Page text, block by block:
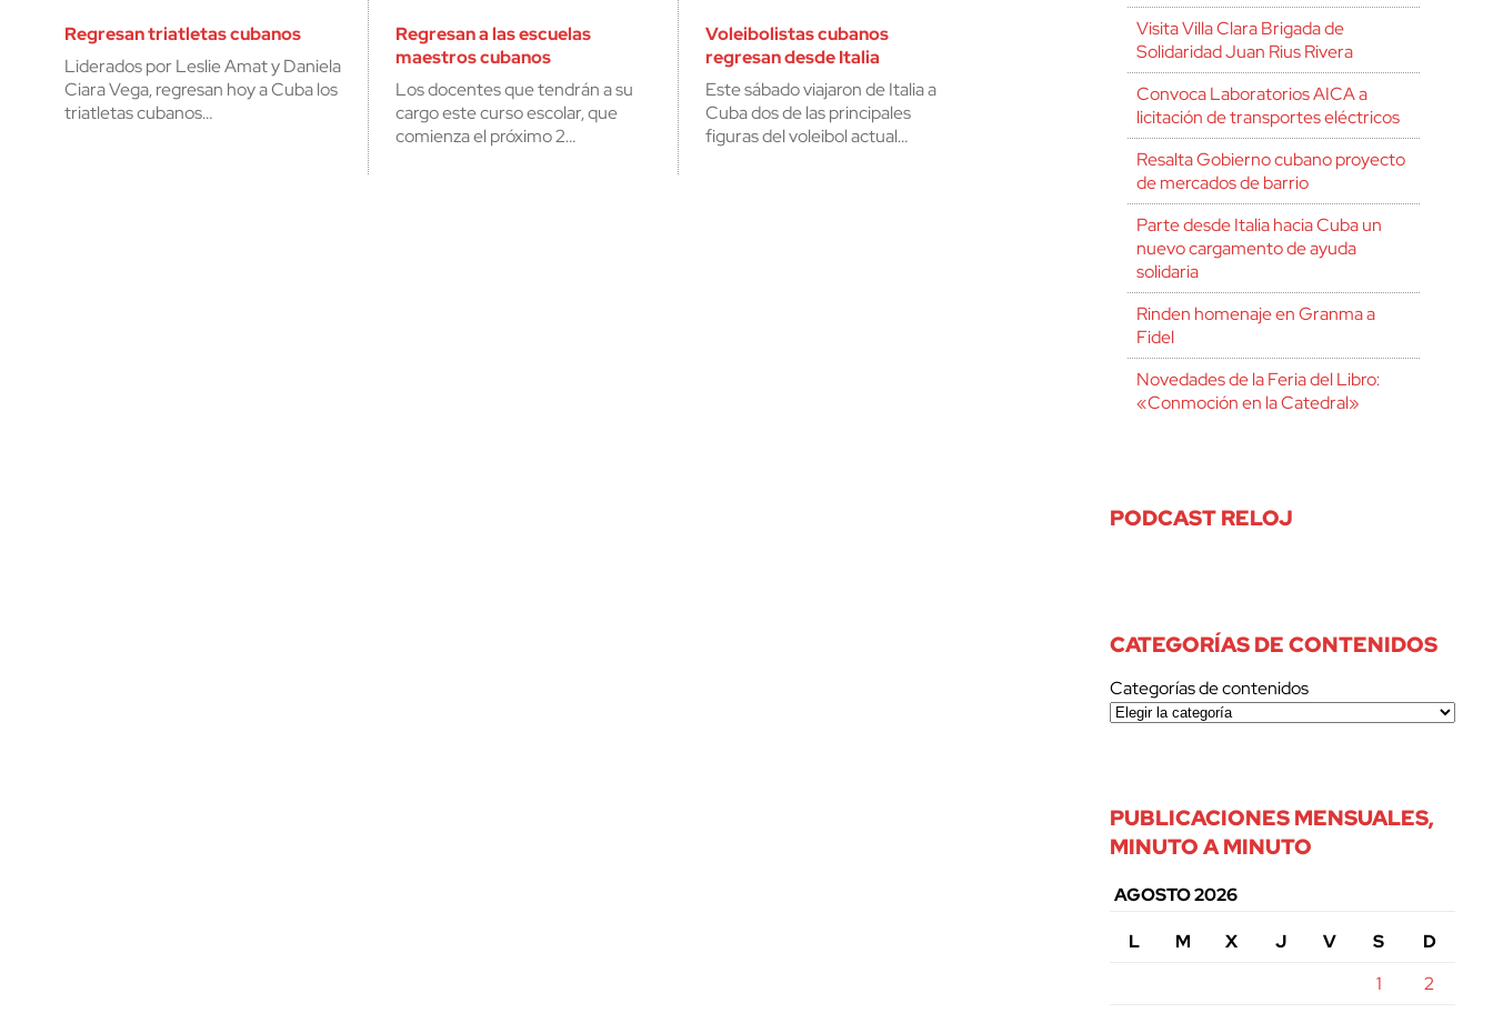
Regresan triatletas cubanos
Liderados por Leslie Amat y Daniela
Ciara Vega, regresan hoy a Cuba los
triatletas cubanos…
Regresan a las escuelas
maestros cubanos
Los docentes que tendrán a su
cargo este curso escolar, que
comienza el próximo 2…
Voleibolistas cubanos
regresan desde Italia
Este sábado viajaron de Italia a
Cuba dos de las principales
figuras del voleibol actual…
Visita Villa Clara Brigada de
Solidaridad Juan Rius Rivera
Convoca Laboratorios AICA a
licitación de transportes eléctricos
Resalta Gobierno cubano proyecto
de mercados de barrio
Parte desde Italia hacia Cuba un
nuevo cargamento de ayuda
solidaria
Rinden homenaje en Granma a
Fidel
Novedades de la Feria del Libro:
«Conmoción en la Catedral»
PODCAST RELOJ
CATEGORÍAS DE CONTENIDOS
Categorías de contenidos
PUBLICACIONES MENSUALES,
MINUTO A MINUTO
AGOSTO 2026
L
M X J V S
D
1
2